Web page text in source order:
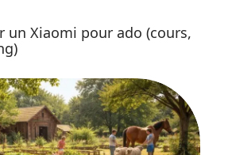
un Xiaomi pour ado (cours,